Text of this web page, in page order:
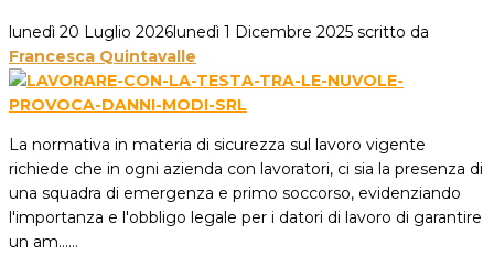
lunedì 20 Luglio 2026lunedì 1 Dicembre 2025 scritto da
Francesca Quintavalle
La normativa in materia di sicurezza sul lavoro vigente
richiede che in ogni azienda con lavoratori, ci sia la presenza di
una squadra di emergenza e primo soccorso, evidenziando
l'importanza e l'obbligo legale per i datori di lavoro di garantire
un am...…